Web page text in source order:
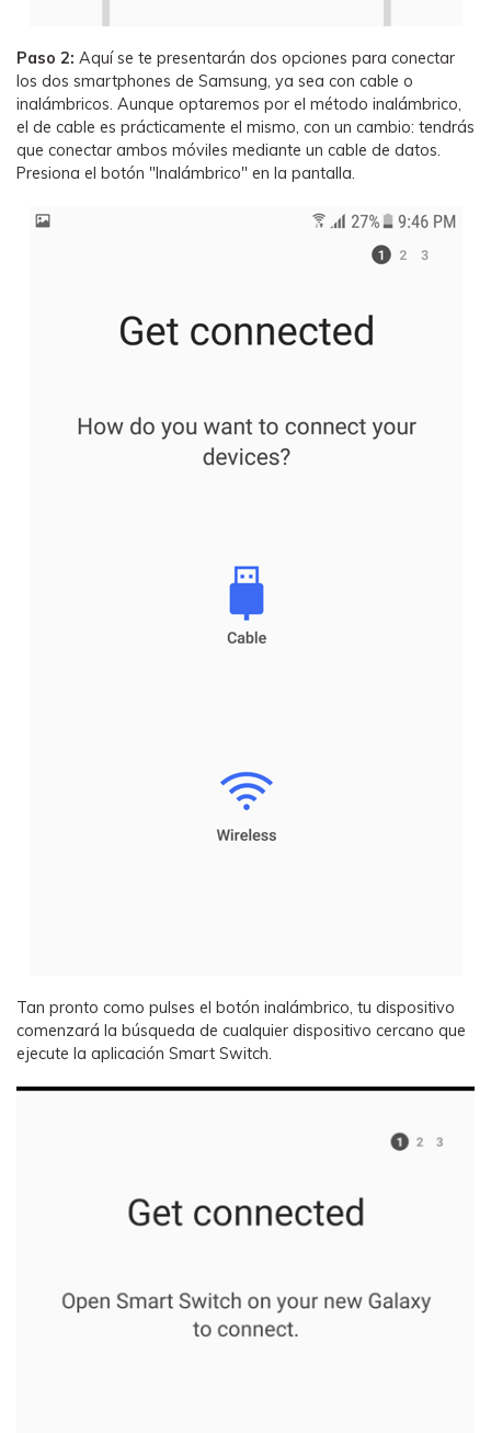
Paso 2: Aquí se te presentarán dos opciones para conectar
los dos smartphones de Samsung, ya sea con cable o
inalámbricos. Aunque optaremos por el método inalámbrico,
el de cable es prácticamente el mismo, con un cambio: tendrás
que conectar ambos móviles mediante un cable de datos.
Presiona el botón "Inalámbrico" en la pantalla.
Tan pronto como pulses el botón inalámbrico, tu dispositivo
comenzará la búsqueda de cualquier dispositivo cercano que
ejecute la aplicación Smart Switch.